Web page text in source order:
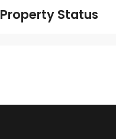
Property Status